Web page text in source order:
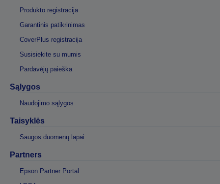
Produkto registracija
Garantinis patikrinimas
CoverPlus registracija
Susisiekite su mumis
Pardavėjų paieška
Sąlygos
Naudojimo sąlygos
Taisyklės
Saugos duomenų lapai
Partners
Epson Partner Portal